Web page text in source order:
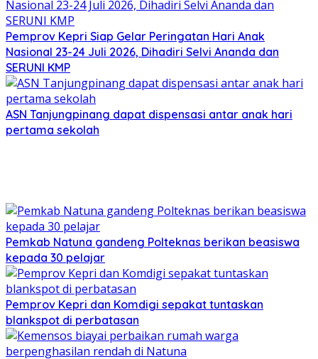
Pemprov Kepri Siap Gelar Peringatan Hari Anak
Nasional 23-24 Juli 2026, Dihadiri Selvi Ananda dan
SERUNI KMP
ASN Tanjungpinang dapat dispensasi antar anak hari
pertama sekolah
Pemkab Natuna gandeng Polteknas berikan beasiswa
kepada 30 pelajar
Pemprov Kepri dan Komdigi sepakat tuntaskan
blankspot di perbatasan